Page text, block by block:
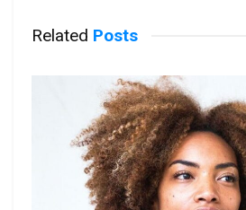
Related Posts